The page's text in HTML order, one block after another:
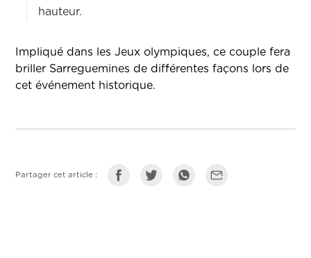
hauteur.
Impliqué dans les Jeux olympiques, ce couple fera
briller Sarreguemines de différentes façons lors de
cet événement historique.
Partager cet article :